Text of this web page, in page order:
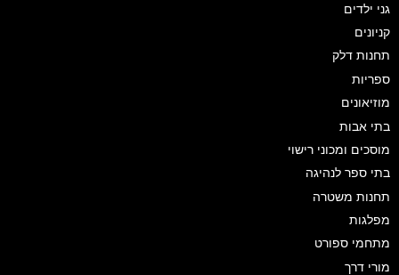
גני ילדים
קניונים
תחנות דלק
ספריות
מוזיאונים
בתי אבות
מוסכים ומכוני רישוי
בתי ספר לנהיגה
תחנות משטרה
מפלגות
מתחמי ספורט
מורי דרך